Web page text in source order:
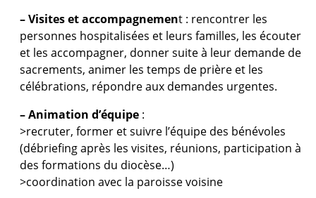
– Visites et accompagnement : rencontrer les
personnes hospitalisées et leurs familles, les écouter
et les accompagner, donner suite à leur demande de
sacrements, animer les temps de prière et les
célébrations, répondre aux demandes urgentes.
– Animation d’équipe :
>recruter, former et suivre l’équipe des bénévoles
(débriefing après les visites, réunions, participation à
des formations du diocèse…)
>coordination avec la paroisse voisine